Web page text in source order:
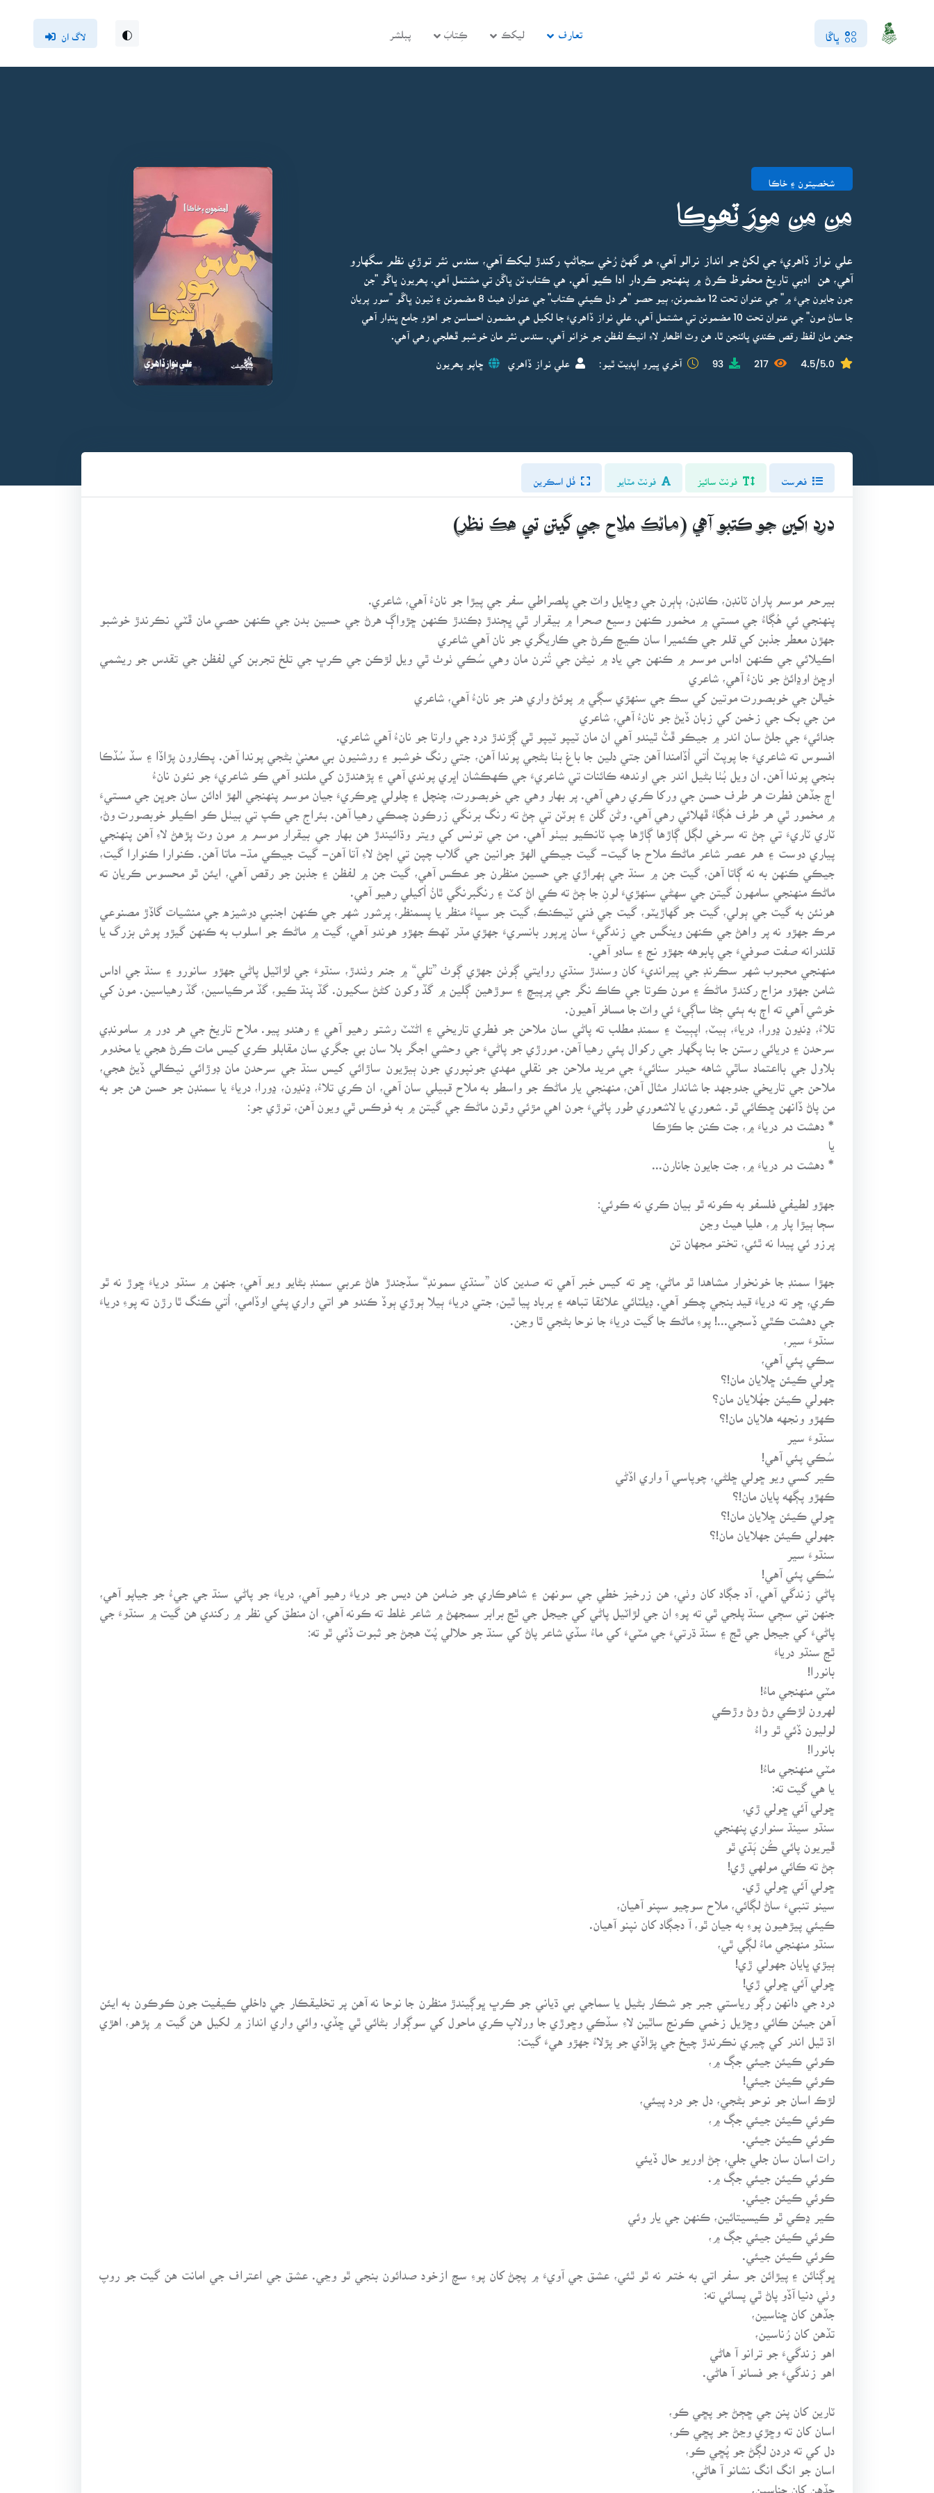
ڀاڱا تعارف ليکڪ ڪِتابَ پبلشر لاگ ان
شخصيتون ۽ خاڪا
من من مورَ ٽھوڪا
علي نواز ڏاهريءَ جي لکڻ جو انداز نرالو آهي، هو گهڻ رُخي سڃاڻپ رکندڙ ليکڪ آهي، سندس نثر توڙي نظم سگهارو
آهي، هن ادبي تاريخ محفوظ ڪرڻ ۾ پنهنجو ڪردار ادا ڪيو آهي. هي ڪتاب ٽن ڀاڱن تي مشتمل آهي. پھريون ڀاڱو "جن
جون جايون جيءَ ۾" جي عنوان تحت 12 مضمونن، ٻيو حصو "هر دل ڪيئي ڪتاب" جي عنوان هيٺ 8 مضمونن ۽ ٽيون ڀاڱو "سور پريان
جا ساڻ مون" جي عنوان تحت 10 مضمونن تي مشتمل آهي. علي نواز ڏاهريءَ جا لکيل هي مضمون احساسن جو اهڙو جامع ڀنڊار آهي
جنھن مان لفظ رقص ڪندي ڀائنجن ٿا. هن وٽ اظھار لاءِ انيڪ لفظن جو خزانو آهي. سندس نثر مان خوشبو ڦھلجي رهي آهي.
4.5/5.0
217
93 آخري ڀيرو اپڊيٽ ٿيو: علي نواز ڏاهري ڇاپو پھريون
فُل اسڪرين
درد اکين جو ڪتبو آهي (ماڻڪ ملاح جي گيتن تي هڪ نظر)
بيرحم موسم پاران ٽانڊن، ڪانڊن، ٻاٻرن جي وڇايل واٽ جي پلصراطي سفر جي پيڙا جو نانءُ آهي، شاعري.
پنهنجي ئي هُڳاءُ جي مستي ۾ مخمور ڪنهن وسيع صحرا ۾ بيقرار ٿي ڀڄندڙ ڊڪندڙ ڪنهن ڇڙواڳ هرڻ جي حسين بدن جي ڪنهن حصي مان ڦٽي نڪرندڙ خوشبو
جهڙن معطر جذبن کي قلم جي ڪئميرا سان ڪيچ ڪرڻ جي ڪاريگري جو نان آهي شاعري
اڪيلائي جي ڪنهن اداس موسم ۾ ڪنهن جي ياد ۾ نيڻن جي تُنرن مان وهي سُڪي ٺوٺ ٿي ويل لڙڪن جي ڪرڀ جي تلخ تجربن کي لفظن جي تقدس جو ريشمي
اوڇڻ اوڍائڻ جو نانءُ آهي، شاعري
خيالن جي خوبصورت موتين کي سڪ جي سنهڙي سڳي ۾ پوئڻ واري هنر جو نانءُ آهي، شاعري
من جي بک جي زخمن کي زبان ڏيڻ جو نانءُ آهي، شاعري
جدائيءَ جي جلڻ سان اندر ۾ جيڪو ڦٽُ ٿيندو آهي ان مان ٽيپو ٽيپو ٿي ڳڙندڙ درد جي وارتا جو نانءُ آهي شاعري.
افسوس ته شاعريءَ جا پوپٽ اُتي اُڏامندا آهن جتي دلين جا باغ بٺا بڻجي پوندا آهن، جتي رنگ خوشبو ۽ روشنيون بي معنيٰ بڻجي پوندا آهن. پڪارون پڙاڏا ۽ سڏ سُڏڪا
بنجي پوندا آهن. ان ويل بُٺا بڻيل اندر جي اوندهه ڪائنات تي شاعريءَ جي ڪهڪشان اڀري پوندي آهي ۽ پڙهندڙن کي ملندو آهي ڪو شاعريءَ جو نئون نانءُ
اڄ جڏهن فطرت هر طرف حسن جي ورکا ڪري رهي آهي. پر بهار وهي جي خوبصورت، چنچل ۽ چلولي ڇوڪريءَ جيان موسم پنهنجي الهڙ ادائن سان جوڀن جي مستيءَ
۾ مخمور ٿي هر طرف هُڳاءُ ڦهلائي رهي آهي. وڻن گلن ۽ ٻوٽن تي ڄڻ ته رنگ برنگي زرڪون چمڪي رهيا آهن. بئراج جي ڪپ تي بيٺل ڪو اڪيلو خوبصورت وڻ،
ٽاري ٽاريءَ تي ڄڻ ته سرخي لڳل ڳاڙها ڳاڙها چپ ٽانڪيو بيٺو آهي. من جي تونس کي ويتر وڌائيندڙ هن بهار جي بيقرار موسم ۾ مون وٽ پڙهڻ لاءِ آهن پنهنجي
پياري دوست ۽ هم عصر شاعر ماڻڪ ملاح جا گيت- گيت جيڪي الهڙ جوانين جي گلاب چپن تي اچڻ لاءِ آتا آهن- گيت جيڪي مڌ- ماتا آهن. ڪنوارا ڪنوارا گيت،
جيڪي ڪنهن به نه ڳاتا آهن، گيت جن ۾ سنڌ جي ٻهراڙي جي حسين منظرن جو عڪس آهي، گيت جن ۾ لفظن ۽ جذبن جو رقص آهي، ايئن ٿو محسوس ڪريان ته
ماڻڪ منهنجي سامهون گيتن جي سهڻي سنهڙيءَ لونِ جا ڄڻ ته ڪي اڻ کٽ ۽ رنگبرنگي ٿانُ اُکيلي رهيو آهي.
هونئن به گيت جي ٻولي، گيت جو گهاڙيٽو، گيت جي فني ٽيڪنڪ، گيت جو سڀاءُ منظر يا پسمنظر، پرشور شهر جي ڪنهن اجنبي دوشيزه جي منشيات گاڏڙ مصنوعي
مرڪ جهڙو نه پر واهڻ جي ڪنهن وينگس جي زندگيءَ سان ڀرپور بانسريءَ جهڙي مڌر ٽهڪ جهڙو هوندو آهي، گيت ۾ ماڻڪ جو اسلوب به ڪنهن گيڙو پوش بزرگ يا
قلندرانه صفت صوفيءَ جي پابوهه جهڙو نج ۽ سادو آهي.
منهنجي محبوب شهر سڪرنڊ جي پيرانديءَ کان وسندڙ سنڌي روايتي ڳوٺن جهڙي ڳوٺ ”تلي“ ۾ جنم وٺندڙ، سنڌوءَ جي لڙاٽيل پاڻي جهڙو سانورو ۽ سنڌ جي اداس
شامن جهڙو مزاج رکندڙ ماڻڪَ ۽ مون ڪوتا جي ڪاڪ نگر جي پرپيچ ۽ سوڙهين ڳلين ۾ گڏ وکون کڻڻ سکيون. گڏ پنڌ ڪيو، گڏ مرڪياسين، گڏ رهياسين. مون کي
خوشي آهي ته اڄ به ٻئي ڄڻا ساڳيءَ ئي واٽ جا مسافر آهيون.
تلاءُ، ڍنڍون ڍورا، درياءَ، ٻيٽ، اپٻيٽ ۽ سمنڊ مطلب ته پاڻي سان ملاحن جو فطري تاريخي ۽ اڻٽٽ رشتو رهيو آهي ۽ رهندو پيو. ملاح تاريخ جي هر دور ۾ سامونڊي
سرحدن ۽ دريائي رستن جا بنا پگهار جي رکوال پئي رهيا آهن. مورڙي جو پاڻيءَ جي وحشي اجگر بلا سان بي جگري سان مقابلو ڪري کيس مات ڪرڻ هجي يا مخدوم
بلاول جي بااعتماد ساٿي شاهه حيدر سنائيءَ جي مريد ملاحن جو نقلي مهدي جونپوري جون ٻيڙيون ساڙائي کيس سنڌ جي سرحدن مان ڊوڙائي نيڪالي ڏيڻ هجي،
ملاحن جي تاريخي جدوجهد جا شاندار مثال آهن، منهنجي يار ماڻڪ جو واسطو به ملاح قبيلي سان آهي، ان ڪري تلاءُ، ڍنڍون، ڍورا، درياءَ يا سمنڊن جو حسن هن جو به
من پاڻ ڏانهن ڇڪائي ٿو. شعوري يا لاشعوري طور پاڻيءَ جون اهي مڙئي وٿون ماڻڪ جي گيتن ۾ به فوڪس ٿي ويون آهن، توڙي جو:
* دهشت دم درياءَ ۾، جت ڪنن جا ڪڙڪا
يا
* دهشت دم درياءَ ۾، جت جايون جانارن...
جهڙو لطيفي فلسفو به ڪونه ٿو بيان ڪري نه ڪوئي:
سڄا ٻيڙا پار ۾، هليا هيٺ وڃن
پرزو ئي پيدا نه ٿئي، تختو مجهان تن
جهڙا سمنڊ جا خونخوار مشاهدا ٿو ماڻي، ڇو ته کيس خبر آهي ته صدين کان ”سنڌي سمونڊ“ سڏجندڙ هاڻ عربي سمنڊ بڻايو ويو آهي، جنهن ۾ سنڌو درياءَ ڇوڙ نه ٿو
ڪري، ڇو ته درياءَ قيد بنجي چڪو آهي. ڊيلٽائي علائقا تباهه ۽ برباد پيا ٿين، جتي درياءَ ٻيلا ٻوڙي ٻوڏ ڪندو هو اتي واري پئي اوڏامي، اُتي ڪنگ ٿا رڙن ته پوءِ درياءَ
جي دهشت ڪٿي ڏسجي...! پوءِ ماڻڪ جا گيت درياءَ جا نوحا بڻجي ٿا وڃن.
سنڌوءَ سير،
سڪي پئي آهي،
ڇولي ڪيئن ڇلايان مان!؟
جهولي ڪيئن جهُلايان مان؟
ڪهڙو ونجهه هلايان مان!؟
سنڌوءَ سير
سُڪي پئي آهي!
ڪير کسي ويو ڇولي ڇلڻي، چوپاسي آ واري اڏڻي
ڪهڙو پڳهه پايان مان!؟
ڇولي ڪيئن ڇلايان مان!؟
جهولي ڪيئن جهلايان مان!؟
سنڌوءَ سير
سُڪي پئي آهي!
پاڻي زندگي آهي، آد جڳاد کان وٺي، هن زرخيز خطي جي سونهن ۽ شاهوڪاري جو ضامن هن ديس جو درياءَ رهيو آهي، درياءَ جو پاڻي سنڌ جي جيءُ جو جياپو آهي،
جنهن تي سڄي سنڌ پلجي ٿي ته پوءِ ان جي لڙاٽيل پاڻي کي جيجل جي ٿڃ برابر سمجهڻ ۾ شاعر غلط ته ڪونه آهي، ان منطق کي نظر ۾ رکندي هن گيت ۾ سنڌوءَ جي
پاڻيءَ کي جيجل جي ٿڃ ۽ سنڌ ڌرتيءَ جي مٽيءَ کي ماءُ سڏي شاعر پاڻ کي سنڌ جو حلالي پُٽ هجڻ جو ثبوت ڏئي ٿو ته:
ٿڃ سنڌو درياءَ
بانورا!
مٽي منهنجي ماءُ!
لهرون لڙڪي وڻ وڻ وڙڪي
لوليون ڏئي ٿو واءُ
بانورا!
مٽي منهنجي ماءُ!
يا هي گيت ته:
ڇولي آئي ڇولي ڙي،
سنڌو سينڌ سنواري پنهنجي
ڦيريون پائي ڪُن ٻَڌي ٿو
ڄڻ ته ڪائي مولهي ڙي!
ڇولي آئي ڇولي ڙي.
سينو تنبيءَ ساڻ لڳائي، ملاح سوچيو سپنو آهيان،
ڪيئي پيڙهيون پوءِ به جيان ٿو، آ دجڳاد کان نپنو آهيان.
سنڌو منهنجي ماءُ لڳي ٿي،
ٻيڙي ڀايان جهولي ڙي!
ڇولي آئي ڇولي ڙي!
درد جي دانهن رڳو رياستي جبر جو شڪار بڻيل يا سماجي بي ڌياني جو ڪرڀ ڀوڳيندڙ منظرن جا نوحا نه آهن پر تخليقڪار جي داخلي ڪيفيت جون ڪوڪون به ايئن
آهن جيئن ڪائي وڇڙيل زخمي ڪونج ساٿين لاءِ سڏڪي وڇوڙي جا ورلاپ ڪري ماحول کي سوڳوار بڻائي ٿي ڇڏي. وائي واري انداز ۾ لکيل هن گيت ۾ پڙهو، اهڙي
اڌ ٿيل اندر کي چيري نڪرندڙ چيخ جي پڙاڏي جو پڙلاءُ جهڙو هيءَ گيت:
ڪوئي ڪيئن جيئي جڳ ۾،
ڪوئي ڪيئن جيئي!
لڙڪ اسان جو نوحو بڻجي، دل جو درد پيئي،
ڪوئي ڪيئن جيئي جڳ ۾،
رات اسان سان جلي جلي، ڄڻ اوريو حال ڏيئي
ڪوئي ڪيئن جيئي جڳ ۾.
ڪير ڍڪي ٿو ڪيسيتائين، ڪنهن جي يار وئي
ڪوئي ڪيئن جيئي جڳ ۾،
ڀوڳنائن ۽ پيڙائن جو سفر اتي به ختم نه ٿو ٿئي، عشق جي آويءَ ۾ پچڻ کان پوءِ سچ ازخود صدائون بنجي ٿو وڃي. عشق جي اعتراف جي امانت هن گيت جو روپ
وٺي دنيا آڏو پاڻ ٿي پسائي ته:
جڏهن کان ڇناسين،
تڏهن کان رُناسين،
اهو زندگيءَ جو ترانو آ هاڻي
اهو زندگيءَ جو فسانو آ هاڻي.
ٽارين کان پنن جي ڇڄڻ جو پڇي ڪو،
اسان کان ته وڇڙي وڃڻ جو پڇي ڪو،
دل کي ته دردن لڳڻ جو پُڇي ڪو،
اسان جو انگ انگ نشانو آ هاڻي،
جڏهن کان ڇناسين،